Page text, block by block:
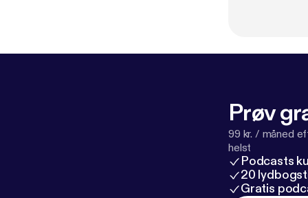
Prøv
99 kr. / måned
helst
Podcasts
20
Gratis